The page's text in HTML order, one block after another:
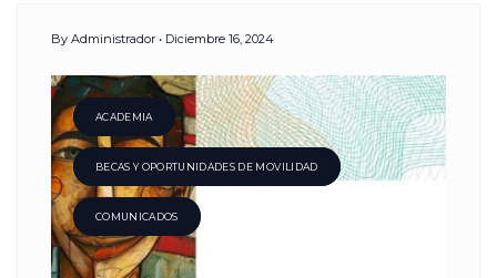
By Administrador Diciembre 16, 2024
ACADEMIA
BECAS Y OPORTUNIDADES DE MOVILIDAD
COMUNICADOS